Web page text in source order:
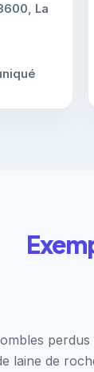
La
perdus
laine de